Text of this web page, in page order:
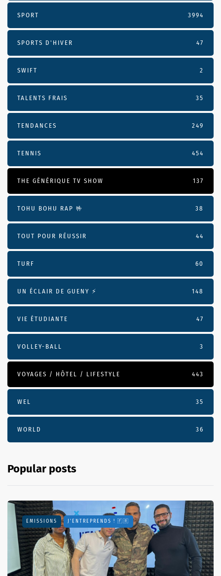
SPORT 3994
SPORTS D'HIVER 47
SWIFT 2
TALENTS FRAIS 35
TENDANCES 249
TENNIS 454
THE GÉNÉRIQUE TV SHOW 137
TOHU BOHU RAP 🤟 38
TOUT POUR RÉUSSIR 44
TURF 60
UN ÉCLAIR DE GUENY ⚡️ 148
VIE ÉTUDIANTE 47
VOLLEY-BALL 3
VOYAGES / HÔTEL / LIFESTYLE 443
WEL 35
WORLD 36
Popular posts
EMISSIONS J'ENTREPRENDS ! 🇫🇷